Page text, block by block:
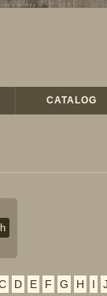
CATALOG
D E F G H I